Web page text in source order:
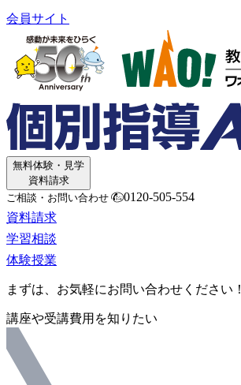
会員サイト
無料体験・見学
資料請求
ご相談・お問い合わせ
0120-505-554
資料請求
学習相談
体験授業
まずは、お気軽にお問い合わせください！
講座や受講費用を知りたい